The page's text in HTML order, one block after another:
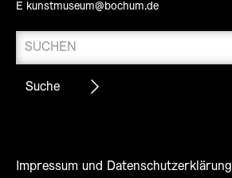
E kunstmuseum@bochum.de
Impressum und Datenschutzerklärung